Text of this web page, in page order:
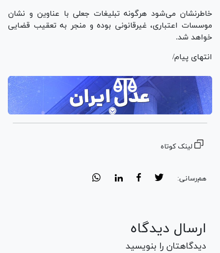
خاطرنشان می‌شود هرگونه تبلیغات جعلی با عناوین و نشان
موسسات اعتباری، غیرقانونی بوده و منجر به تعقیب قضایی
خواهد شد.
انتهای پیام/
لینک کوتاه
هم‌رسانی:
ارسال دیدگاه
دیدگاهتان را بنویسید